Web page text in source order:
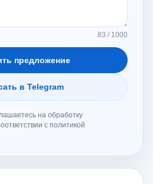
83 / 1000
предложение
в Telegram
на обработку
с политикой